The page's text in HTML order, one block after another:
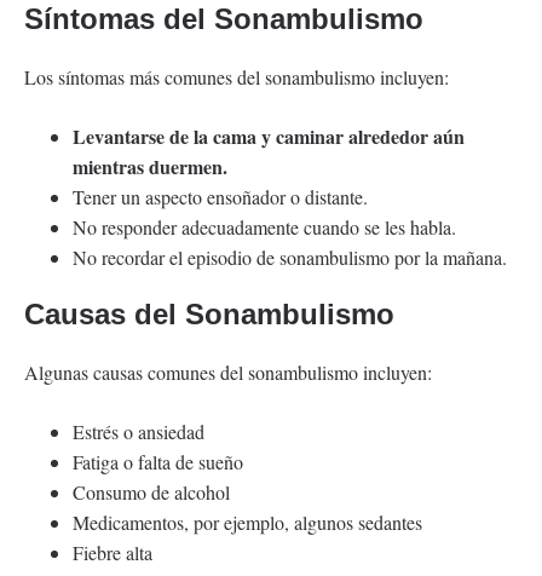
Síntomas del Sonambulismo
Los síntomas más comunes del sonambulismo incluyen:
Levantarse de la cama y caminar alrededor aún
mientras duermen.
Tener un aspecto ensoñador o distante.
No responder adecuadamente cuando se les habla.
No recordar el episodio de sonambulismo por la mañana.
Causas del Sonambulismo
Algunas causas comunes del sonambulismo incluyen:
Estrés o ansiedad
Fatiga o falta de sueño
Consumo de alcohol
Medicamentos, por ejemplo, algunos sedantes
Fiebre alta